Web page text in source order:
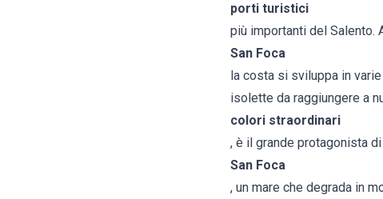
porti turistici
più importanti del Salento.
San Foca
la costa si sviluppa in
isolette da raggiungere a
colori straordinari
, è il grande protagonista
San Foca
, un mare che degrada in